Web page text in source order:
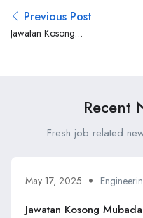
Previous Post
Jawatan Kosong
Recent
Fresh job related
May 17, 2025
Jawatan Kosong